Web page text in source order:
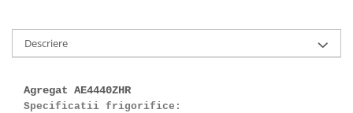
Descriere
Agregat AE4440ZHR
Specificatii frigorifice: